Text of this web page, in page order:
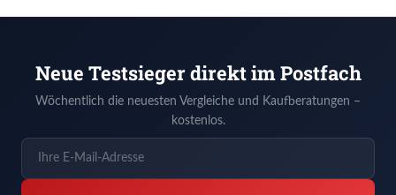
Neue Testsieger direkt im Postfach
Wöchentlich die neuesten Vergleiche und Kaufberatungen –
kostenlos.